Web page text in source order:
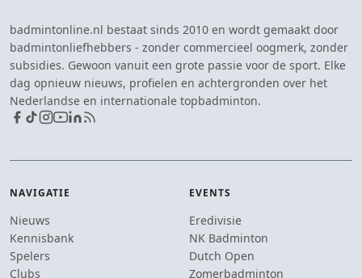
badmintonline.nl bestaat sinds 2010 en wordt gemaakt door
badmintonliefhebbers - zonder commercieel oogmerk, zonder
subsidies. Gewoon vanuit een grote passie voor de sport. Elke
dag opnieuw nieuws, profielen en achtergronden over het
Nederlandse en internationale topbadminton.
NAVIGATIE
Nieuws
Kennisbank
Spelers
Clubs
EVENTS
Eredivisie
NK Badminton
Dutch Open
Zomerbadminton